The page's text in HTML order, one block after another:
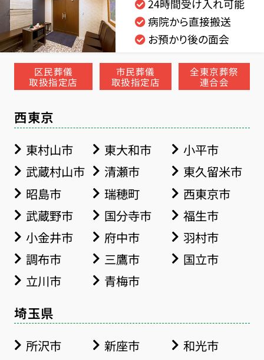
24時間受け入れ可能
病院から直接搬送
お預かり後の面会
区民葬儀
取扱指定店
市民葬儀
取扱指定店
全東京葬祭
連合会
西東京
東村山市 東大和市
小平市
武蔵村山市
清瀬市
東久留米市
昭島市
瑞穂町
西東京市
武蔵野市
国分寺市
福生市
小金井市
府中市
羽村市
調布市
三鷹市
国立市
立川市
青梅市
埼玉県
所沢市 新座市
和光市